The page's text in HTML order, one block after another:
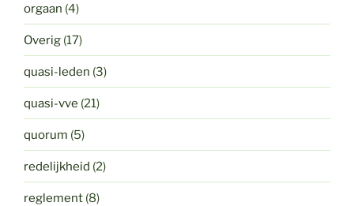
orgaan (4)
Overig (17)
quasi-leden (3)
quasi-vve (21)
quorum (5)
redelijkheid (2)
reglement (8)